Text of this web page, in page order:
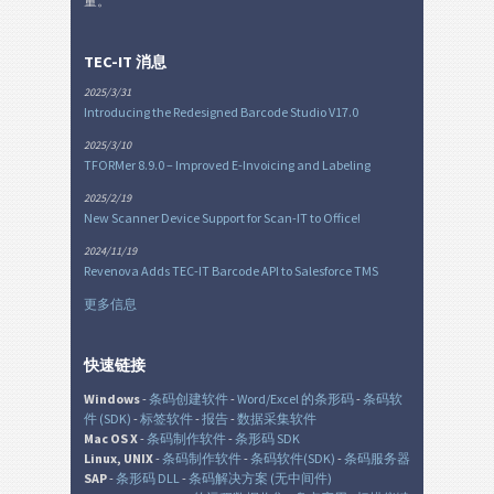
TEC-IT 消息
2025/3/31
Introducing the Redesigned Barcode Studio V17.0
2025/3/10
TFORMer 8.9.0 – Improved E-Invoicing and Labeling
2025/2/19
New Scanner Device Support for Scan-IT to Office!
2024/11/19
Revenova Adds TEC-IT Barcode API to Salesforce TMS
更多信息
快速链接
Windows-条码创建软件-Word/Excel 的条形码-条码软
件 (SDK) -标签软件-报告-数据采集软件
Mac OS X-条码制作软件-条形码 SDK
Linux, UNIX-条码制作软件-条码软件(SDK) -条码服务器
SAP-条形码 DLL-条码解决方案 (无中间件)